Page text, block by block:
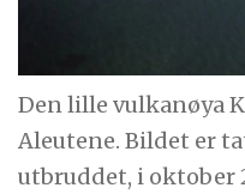
Den lille vulkanøya
Aleutene. Bildet er
utbruddet, i oktober